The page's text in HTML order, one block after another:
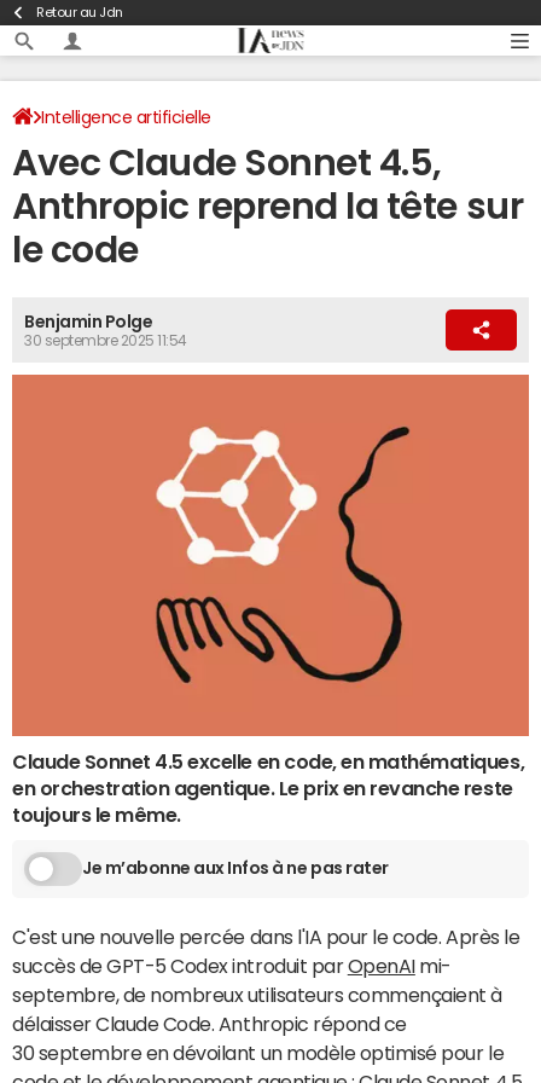
Retour au Jdn
Intelligence artificielle
Avec Claude Sonnet 4.5,
Anthropic reprend la tête sur
le code
Benjamin Polge
30 septembre 2025 11:54
Claude Sonnet 4.5 excelle en code, en mathématiques,
en orchestration agentique. Le prix en revanche reste
toujours le même.
Je m’abonne aux Infos à ne pas rater
C'est une nouvelle percée dans l'IA pour le code. Après le
succès de GPT-5 Codex introduit parOpenAImi-
septembre, de nombreux utilisateurs commençaient à
délaisser Claude Code. Anthropic répond ce
30 septembre en dévoilant un modèle optimisé pour le